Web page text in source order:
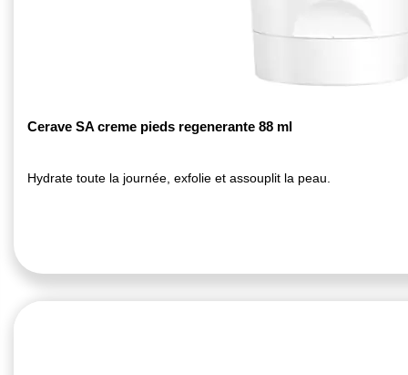
Cerave SA creme pieds regenerante 88 ml
Hydrate toute la journée, exfolie et assouplit la peau.